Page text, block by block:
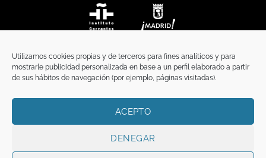
Utilizamos cookies propias y de terceros para fines analíticos y para
mostrarle publicidad personalizada en base a un perfil elaborado a partir
de sus hábitos de navegación (por ejemplo, páginas visitadas).
ACEPTO
DENEGAR
TÉRMINOS Y CONDICIONES
Copyright 2026 ©FunciFUNCI es titular de los derechos de propiedad